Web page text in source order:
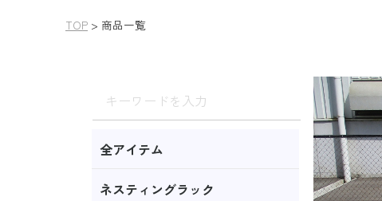
TOP > 商品一覧
全アイテム
ネスティングラック